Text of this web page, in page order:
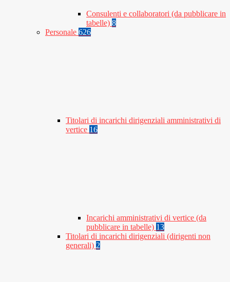
Consulenti e collaboratori (da pubblicare in
tabelle) 8
Personale 626
Titolari di incarichi dirigenziali amministrativi di
vertice 16
Incarichi amministrativi di vertice (da
pubblicare in tabelle) 13
Titolari di incarichi dirigenziali (dirigenti non
generali) 2